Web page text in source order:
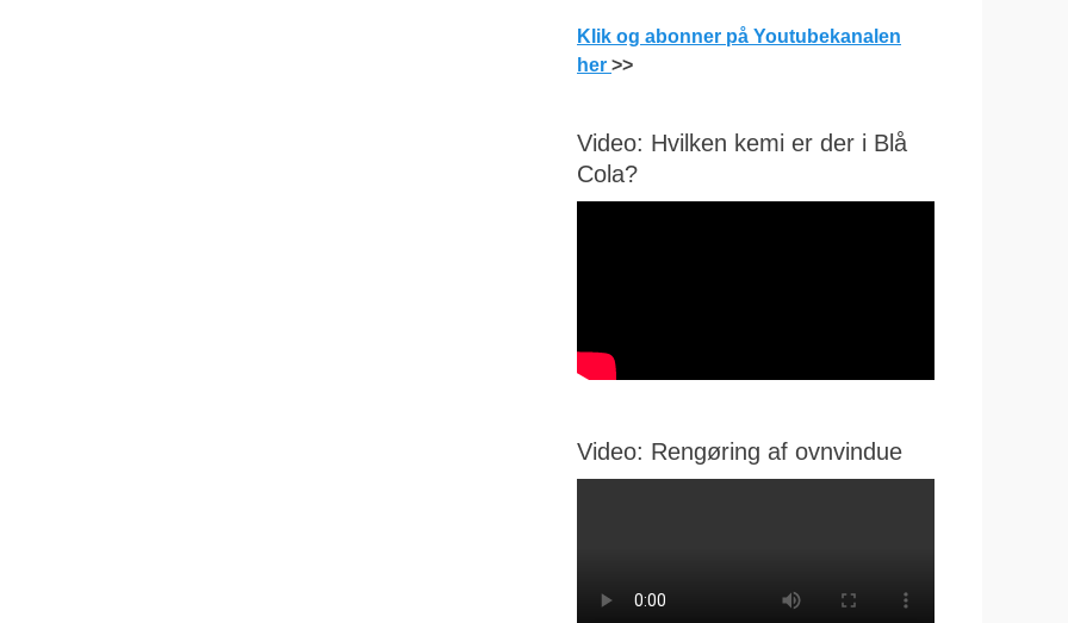
Klik og abonner på Youtubekanalen
her >>
Video: Hvilken kemi er der i Blå
Cola?
Video: Rengøring af ovnvindue